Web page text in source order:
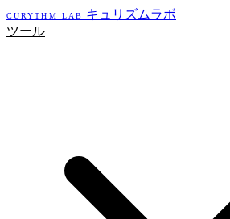
CURYTHM LAB
キュリズムラボ
ツール